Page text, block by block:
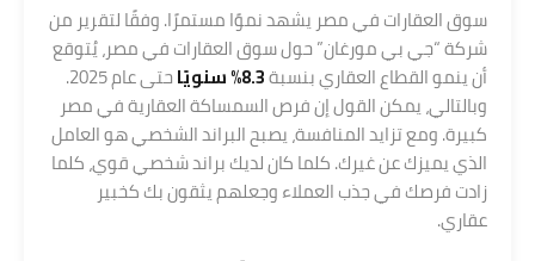
سوق العقارات في مصر يشهد نموًا مستمرًا. وفقًا لتقرير من
شركة “جي بي مورغان” حول سوق العقارات في مصر، يُتوقع
أن ينمو القطاع العقاري بنسبة8.3% سنويًا
حتى عام 2025.
وبالتالي، يمكن القول إن فرص السمساكة العقارية في مصر
كبيرة. ومع تزايد المنافسة، يصبح البراند الشخصي هو العامل
الذي يميزك عن غيرك. كلما كان لديك براند شخصي قوي، كلما
زادت فرصك في جذب العملاء وجعلهم يثقون بك كخبير
عقاري.